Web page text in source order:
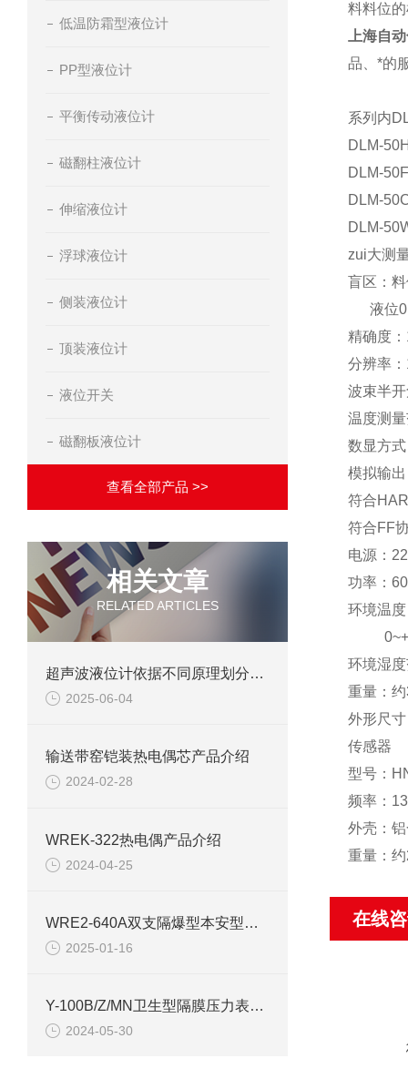
低温防霜型液位计
PP型液位计
平衡传动液位计
磁翻柱液位计
伸缩液位计
浮球液位计
侧装液位计
顶装液位计
液位开关
磁翻板液位计
查看全部产品 >>
相关文章
RELATED ARTICLES
超声波液位计依据不同原理划分可以分为几种
2025-06-04
输送带窑铠装热电偶芯产品介绍
2024-02-28
WREK-322热电偶产品介绍
2024-04-25
WRE2-640A双支隔爆型本安型热电偶使用说明
2025-01-16
Y-100B/Z/MN卫生型隔膜压力表技术资料
2024-05-30
料料位
上海自
品、*的
系列内
DLM-
DLM-
DLM-
DLM-
zui大测
盲区：
液位
精确度
分辨率
波束半
温度测
数显方
模拟输
符合
符合FF
电源：
功率：
环境温
环境湿
重量：
外形尺
传感器
型号：
频率：
外壳：
重量：
在线